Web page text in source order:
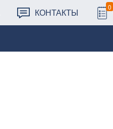
КОНТАКТЫ 0